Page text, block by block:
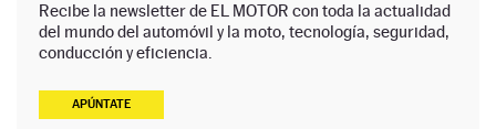
Recibe la newsletter de EL MOTOR con toda la actualidad
del mundo del automóvil y la moto, tecnología, seguridad,
conducción y eficiencia.
APÚNTATE